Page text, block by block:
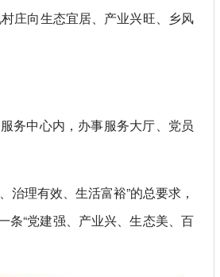
庄向生态宜居、产业兴旺、乡风
务中心内，办事服务大厅、党员
理有效、生活富裕”的总要求，
条“党建强、产业兴、生态美、百